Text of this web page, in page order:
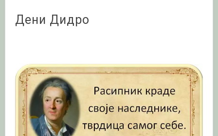
Дени Дидро